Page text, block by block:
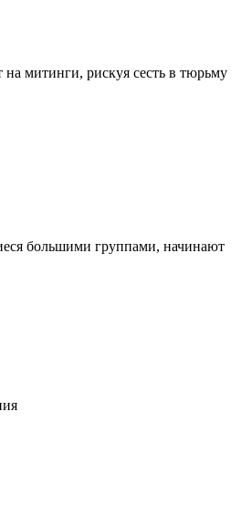
на митинги, рискуя сесть в тюрьму
большими группами, начинают